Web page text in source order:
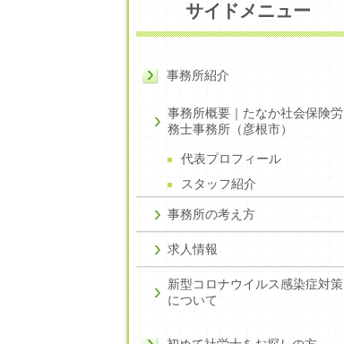
サイドメニュー
事務所紹介
事務所概要｜たなか社会保険労
務士事務所（彦根市）
代表プロフィール
スタッフ紹介
事務所の考え方
求人情報
新型コロナウイルス感染症対策
について